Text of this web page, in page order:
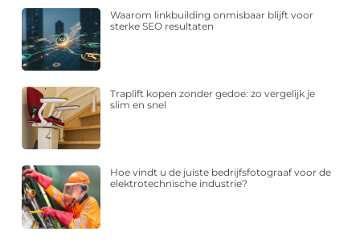
Waarom linkbuilding onmisbaar blijft voor
sterke SEO resultaten
Traplift kopen zonder gedoe: zo vergelijk je
slim en snel
Hoe vindt u de juiste bedrijfsfotograaf voor de
elektrotechnische industrie?